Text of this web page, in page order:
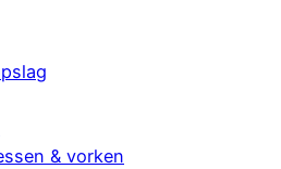
& vorken